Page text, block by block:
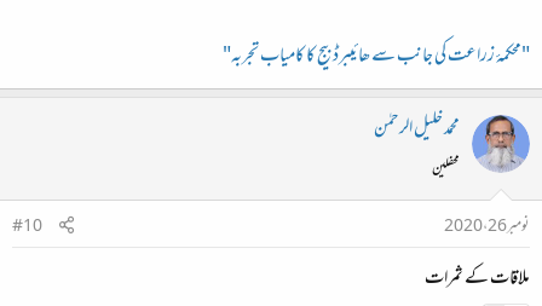
"محکمۂ زراعت کی جانب سے ھائیبرڈ بیج کا کامیاب تجربہ"
محمد خلیل الرحمٰن
محفلین
نومبر 26، 2020
#10
ملاقات کے ثمرات